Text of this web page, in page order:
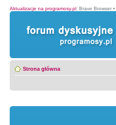
Aktualizacje na programosy.pl: Brave Browser •
Strona główna